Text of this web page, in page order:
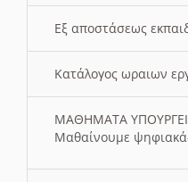
Εξ αποστάσεως
Κατάλογος ωραιων
ΜΑΘΗΜΑΤΑ
Μαθαίνουμε